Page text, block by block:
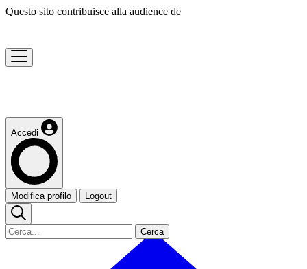
Questo sito contribuisce alla audience de
Accedi
Modifica profilo Logout
Cerca